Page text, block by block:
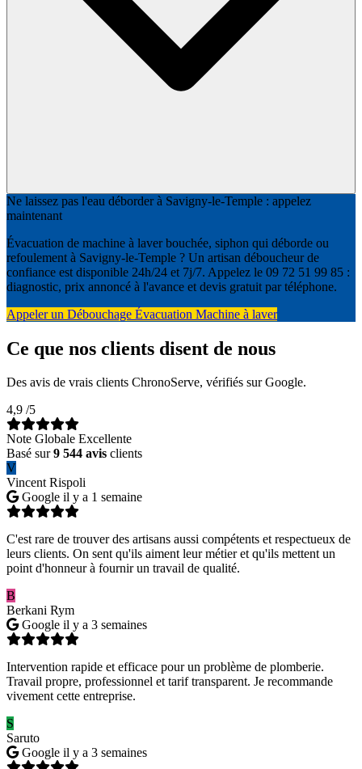
Ne laissez pas l'eau déborder à Savigny-le-Temple : appelez
maintenant
Évacuation de machine à laver bouchée, siphon qui déborde ou
refoulement à Savigny-le-Temple ? Un artisan déboucheur de
confiance est disponible 24h/24 et 7j/7. Appelez le 09 72 51 99 85 :
diagnostic, prix annoncé à l'avance et devis gratuit par téléphone.
Appeler un Débouchage Évacuation Machine à laver
Ce que nos clients disent de nous
Des avis de vrais clients ChronoServe, vérifiés sur Google.
4,9 /5
Note Globale Excellente
Basé sur9 544 avis clients
V
Vincent Rispoli
Google il y a 1 semaine
C'est rare de trouver des artisans aussi compétents et respectueux de
leurs clients. On sent qu'ils aiment leur métier et qu'ils mettent un
point d'honneur à fournir un travail de qualité.
B
Berkani Rym
Google il y a 3 semaines
Intervention rapide et efficace pour un problème de plomberie.
Travail propre, professionnel et tarif transparent. Je recommande
vivement cette entreprise.
S
Saruto
Google il y a 3 semaines